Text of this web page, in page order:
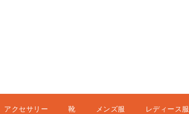
アクセサリー 靴 メンズ服 レディース服